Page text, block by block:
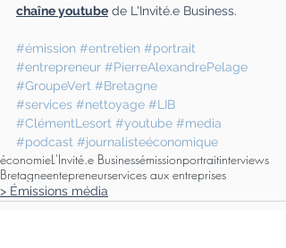
chaîne youtube de L'Invité.e Business.
#émission #entretien #portrait
#entrepreneur #PierreAlexandrePelage
#GroupeVert #Bretagne
#services #nettoyage #LIB
#ClémentLesort #youtube #media
#podcast #journalisteéconomique
économieL'Invité.e Businessémissionportraitinterviews
Bretagneentepreneurservices aux entreprises
> Émissions média